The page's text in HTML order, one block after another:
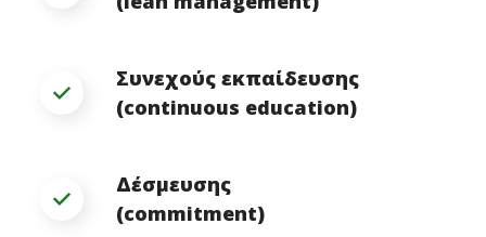
Συνεχούς εκπαίδευσης
(continuous education)
Δέσμευσης
(commitment)